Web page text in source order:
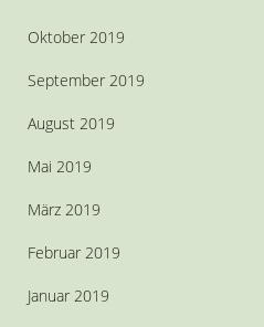
Oktober 2019
September 2019
August 2019
Mai 2019
März 2019
Februar 2019
Januar 2019